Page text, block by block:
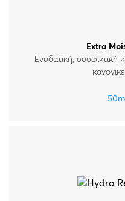
Extra
Ενυδατική,
50ml